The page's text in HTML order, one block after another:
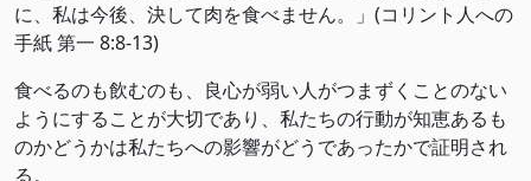
に、私は今後、決して肉を食べません。」(コリント人への
手紙 第一 8:8-13)
食べるのも飲むのも、良心が弱い人がつまずくことのない
ようにすることが大切であり、私たちの行動が知恵あるも
のかどうかは私たちへの影響がどうであったかで証明され
る。